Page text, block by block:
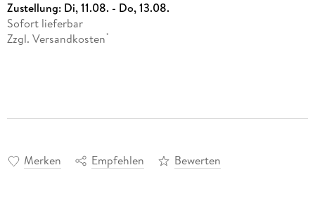
Zustellung: Di, 11.08. - Do, 13.08.
Sofort lieferbar
Zzgl. Versandkosten *
Merken Empfehlen Bewerten